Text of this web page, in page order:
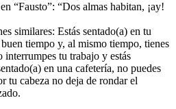
“Fausto”: “Dos almas habitan, ¡ay!
similares: Estás sentado(a) en tu
tiempo y, al mismo tiempo, tienes
interrumpes tu trabajo y estás
en una cafetería, no puedes
tu cabeza no deja de rondar el